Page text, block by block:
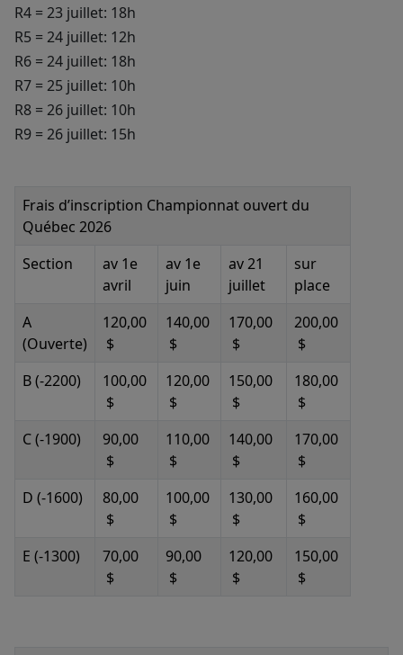
R4 = 23 juillet: 18h
R5 = 24 juillet: 12h
R6 = 24 juillet: 18h
R7 = 25 juillet: 10h
R8 = 26 juillet: 10h
R9 = 26 juillet: 15h
Frais d’inscription Championnat ouvert du
Québec 2026
Section
av 1e
avril
av 1e
juin
av 21
juillet
sur
place
A
(Ouverte)
120,00
$
140,00
$
170,00
$
200,00
$
B (-2200)
100,00
$
120,00
$
150,00
$
180,00
$
C (-1900)
90,00
$
110,00
$
140,00
$
170,00
$
D (-1600)
80,00
$
100,00
$
130,00
$
160,00
$
E (-1300)
70,00
$
90,00
$
120,00
$
150,00
$